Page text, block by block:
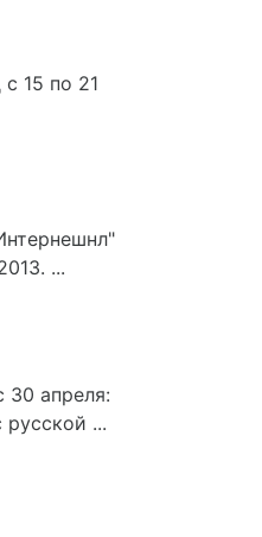
15 по 21
...
апреля:
...